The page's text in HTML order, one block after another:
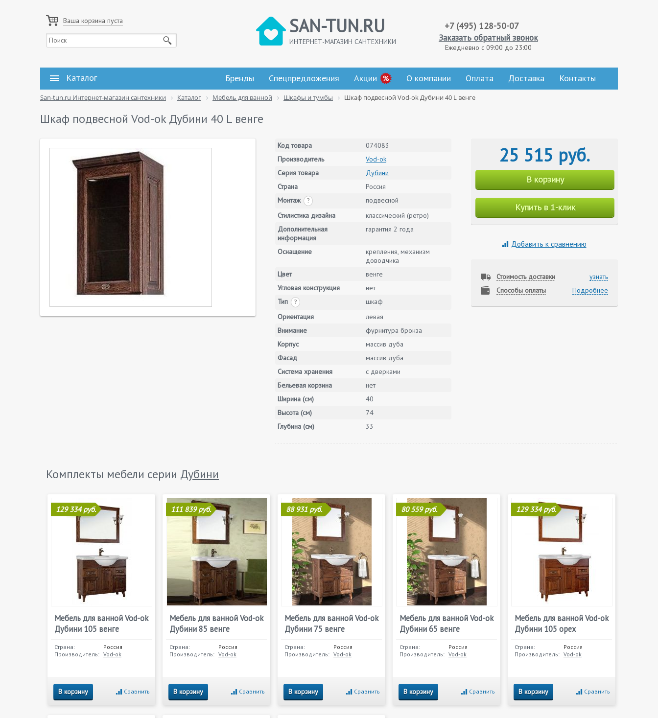
Ваша корзина пуста SAN-TUN.RU
ИНТЕРНЕТ-МАГАЗИН САНТЕХНИКИ
+7 (495) 128-50-07
Заказать обратный звонок
Ежедневно с 09:00 до 23:00
Каталог Бренды Спецпредложения Акции О компании Оплата Доставка Контакты
San-tun.ru Интернет-магазин сантехники Каталог Мебель для ванной Шкафы и тумбы Шкаф подвесной Vod-ok Дубини 40 L венге
Шкаф подвесной Vod-ok Дубини 40 L венге
Код товара
074083
Производитель
Vod-ok
Серия товара
Дубини
Страна
Россия
Монтаж
?
подвесной
Стилистика дизайна
классический (ретро)
Дополнительная
информация
гарантия 2 года
Оснащение
крепления, механизм
доводчика
Цвет
венге
Угловая конструкция
нет
Тип
?
шкаф
Ориентация
левая
Внимание
фурнитура бронза
Корпус
массив дуба
Фасад
массив дуба
Система хранения
с дверками
Бельевая корзина
нет
Ширина (см)
40
Высота (см)
74
Глубина (см)
33
25 515 руб.
В корзину
Купить в 1-клик
Добавить к сравнению
Стоимость доставки
узнать
Способы оплаты
Подробнее
Комплекты мебели серии Дубини
129 334 руб.
Мебель для ванной Vod-ok
Дубини 105 венге
Страна:
Россия
Производитель: Vod-ok
В корзину Сравнить
111 839 руб.
Мебель для ванной Vod-ok
Дубини 85 венге
Страна:
Россия
Производитель: Vod-ok
В корзину Сравнить
88 931 руб.
Мебель для ванной Vod-ok
Дубини 75 венге
Страна:
Россия
Производитель: Vod-ok
В корзину Сравнить
80 559 руб.
Мебель для ванной Vod-ok
Дубини 65 венге
Страна:
Россия
Производитель: Vod-ok
В корзину Сравнить
129 334 руб.
Мебель для ванной Vod-ok
Дубини 105 орех
Страна:
Россия
Производитель: Vod-ok
В корзину Сравнить